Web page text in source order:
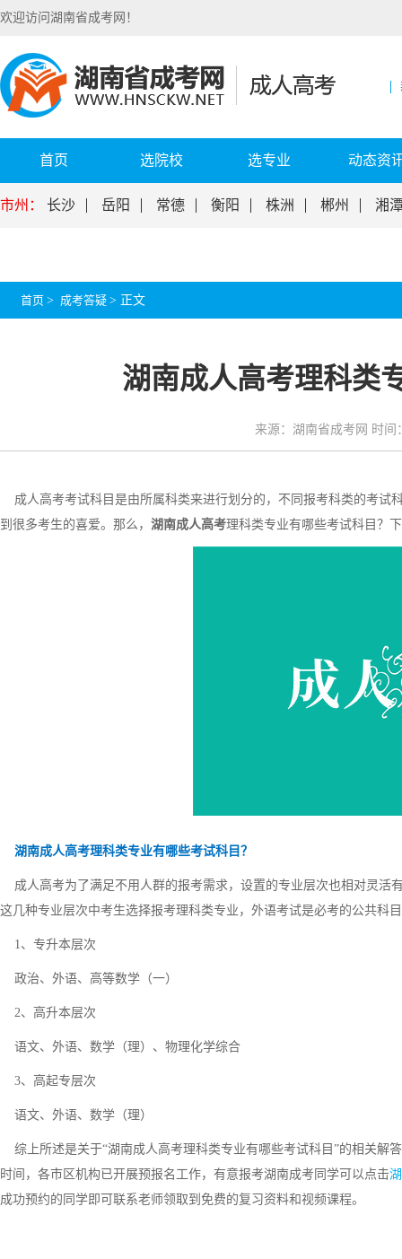
欢迎访问湖南省成考网！
首页 选院校 选专业 动态资
市州： 长沙 岳阳 常德 衡阳 株洲 郴州 湘
首页 > 成考答疑 > 正文
湖南成人高考理科类
来源：湖南省成考网 时间
成人高考考试科目是由所属科类来进行划分的，不同报考科类的考试
到很多考生的喜爱。那么， 湖南成人高考理科类专业有哪些考试科目？
湖南成人高考理科类专业有哪些考试科目？
成人高考为了满足不用人群的报考需求，设置的专业层次也相对灵活
这几种专业层次中考生选择报考理科类专业，外语考试是必考的公共科
1、专升本层次
政治、外语、高等数学（一）
2、高升本层次
语文、外语、数学（理）、物理化学综合
3、高起专层次
语文、外语、数学（理）
综上所述是关于“湖南成人高考理科类专业有哪些考试科目”的相关解
时间，各市区机构已开展预报名工作，有意报考湖南成考同学可以点击
成功预约的同学即可联系老师领取到免费的复习资料和视频课程。